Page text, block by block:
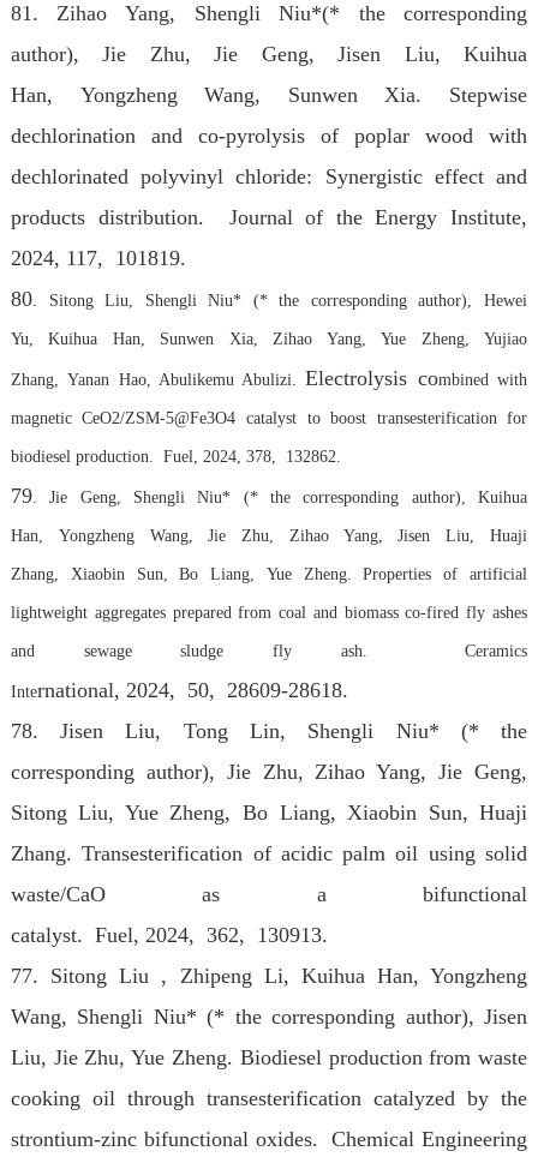
81. Zihao Yang, Shengli Niu*(* the corresponding
author), Jie Zhu, Jie Geng, Jisen Liu, Kuihua
Han, Yongzheng Wang, Sunwen Xia. Stepwise
dechlorination and co-pyrolysis of poplar wood with
dechlorinated polyvinyl chloride: Synergistic effect and
products distribution. Journal of the Energy Institute,
2024, 117, 101819.
80. Sitong Liu, Shengli Niu* (* the corresponding author), Hewei
Yu, Kuihua Han, Sunwen Xia, Zihao Yang, Yue Zheng, Yujiao
Zhang, Yanan Hao, Abulikemu Abulizi.Electrolysis combined with
magnetic CeO2/ZSM-5@Fe3O4 catalyst to boost transesterification for
biodiesel production. Fuel, 2024, 378, 132862.
79. Jie Geng, Shengli Niu* (* the corresponding author), Kuihua
Han, Yongzheng Wang, Jie Zhu, Zihao Yang, Jisen Liu, Huaji
Zhang, Xiaobin Sun, Bo Liang, Yue Zheng. Properties of artificial
lightweight aggregates prepared from coal and biomass co-fired fly ashes
and sewage sludge fly ash. Ceramics
International, 2024, 50, 28609-28618.
78. Jisen Liu, Tong Lin, Shengli Niu* (* the
corresponding author), Jie Zhu, Zihao Yang, Jie Geng,
Sitong Liu, Yue Zheng, Bo Liang, Xiaobin Sun, Huaji
Zhang. Transesterification of acidic palm oil using solid
waste/CaO as a bifunctional
catalyst. Fuel, 2024, 362, 130913.
77. Sitong Liu , Zhipeng Li, Kuihua Han, Yongzheng
Wang, Shengli Niu* (* the corresponding author), Jisen
Liu, Jie Zhu, Yue Zheng. Biodiesel production from waste
cooking oil through transesterification catalyzed by the
strontium-zinc bifunctional oxides. Chemical Engineering